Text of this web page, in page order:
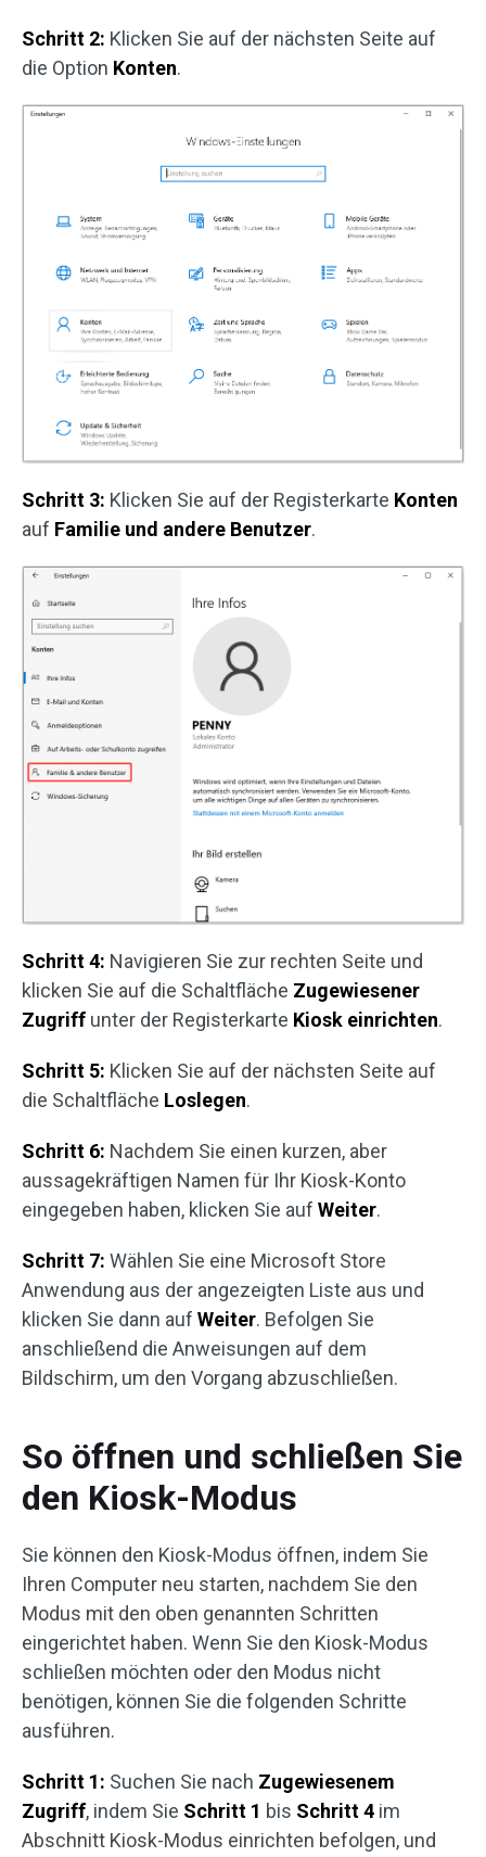
Schritt 2: Klicken Sie auf der nächsten Seite auf
die Option Konten.
Schritt 3: Klicken Sie auf der Registerkarte Konten
auf Familie und andere Benutzer.
Schritt 4: Navigieren Sie zur rechten Seite und
klicken Sie auf die Schaltfläche Zugewiesener
Zugriff unter der Registerkarte Kiosk einrichten.
Schritt 5: Klicken Sie auf der nächsten Seite auf
die Schaltfläche Loslegen.
Schritt 6: Nachdem Sie einen kurzen, aber
aussagekräftigen Namen für Ihr Kiosk-Konto
eingegeben haben, klicken Sie auf Weiter.
Schritt 7: Wählen Sie eine Microsoft Store
Anwendung aus der angezeigten Liste aus und
klicken Sie dann auf Weiter. Befolgen Sie
anschließend die Anweisungen auf dem
Bildschirm, um den Vorgang abzuschließen.
So öffnen und schließen Sie
den Kiosk-Modus
Sie können den Kiosk-Modus öffnen, indem Sie
Ihren Computer neu starten, nachdem Sie den
Modus mit den oben genannten Schritten
eingerichtet haben. Wenn Sie den Kiosk-Modus
schließen möchten oder den Modus nicht
benötigen, können Sie die folgenden Schritte
ausführen.
Schritt 1: Suchen Sie nach Zugewiesenem
Zugriff, indem Sie Schritt 1 bis Schritt 4 im
Abschnitt Kiosk-Modus einrichten befolgen, und